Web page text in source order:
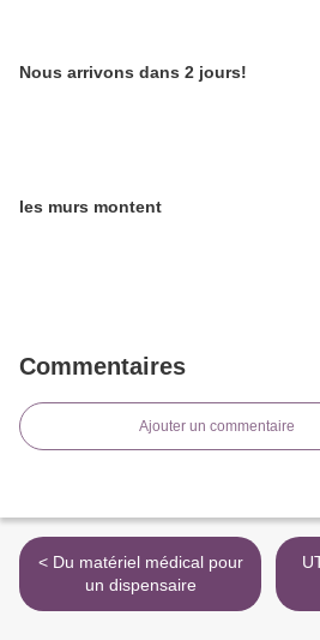
Nous arrivons dans 2 jours!
les murs montent
Commentaires
Ajouter un commentaire
< Du matériel médical pour
un dispensaire